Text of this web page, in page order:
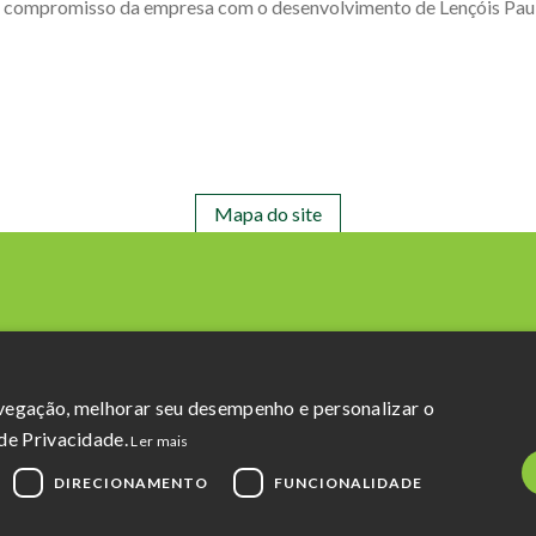
da empresa com o desenvolvimento de Lençóis
Mapa do site
Razão Social: Açucareira Quatá S.A
CNPJ da Matriz: 60.855.574/0001-73
Política de Privacidade
melhorar seu desempenho e personalizar o
Privacidade.Ler mais
DIRECIONAMENTO FUNCIONALIDADE